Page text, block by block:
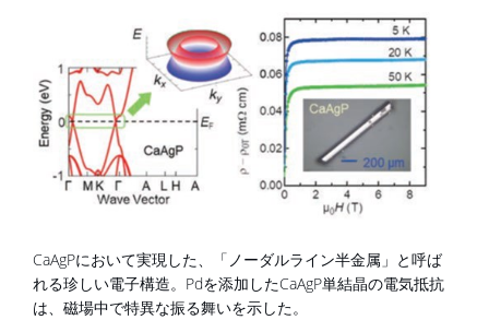
CaAgPにおいて実現した、「ノーダルライン半金属」と呼ば
れる珍しい電子構造。Pdを添加したCaAgP単結晶の電気抵抗
は、磁場中で特異な振る舞いを示した。